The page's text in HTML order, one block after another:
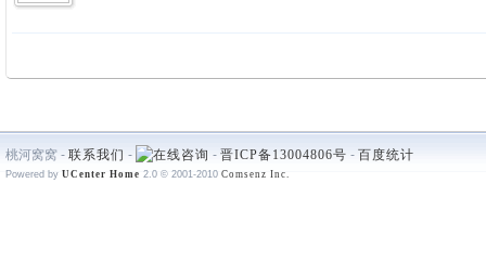
桃河窝窝 - 联系我们 - - 晋ICP备13004806号 - 百度统计
Powered by UCenter Home 2.0 © 2001-2010 Comsenz Inc.